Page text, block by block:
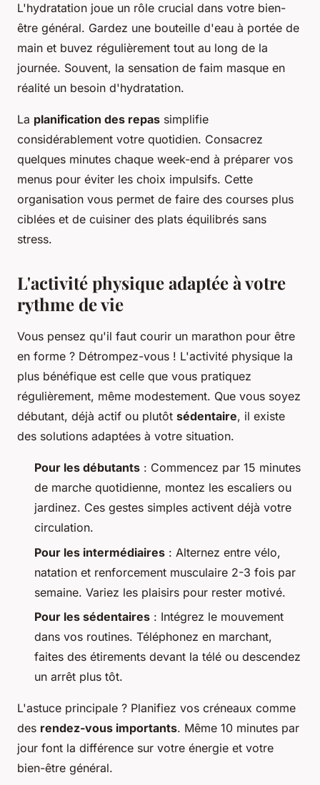
L'hydratation joue un rôle crucial dans votre bien-
être général. Gardez une bouteille d'eau à portée de
main et buvez régulièrement tout au long de la
journée. Souvent, la sensation de faim masque en
réalité un besoin d'hydratation.
La planification des repas simplifie
considérablement votre quotidien. Consacrez
quelques minutes chaque week-end à préparer vos
menus pour éviter les choix impulsifs. Cette
organisation vous permet de faire des courses plus
ciblées et de cuisiner des plats équilibrés sans
stress.
L'activité physique adaptée à votre
rythme de vie
Vous pensez qu'il faut courir un marathon pour être
en forme ? Détrompez-vous ! L'activité physique la
plus bénéfique est celle que vous pratiquez
régulièrement, même modestement. Que vous soyez
débutant, déjà actif ou plutôt sédentaire, il existe
des solutions adaptées à votre situation.
Pour les débutants : Commencez par 15 minutes
de marche quotidienne, montez les escaliers ou
jardinez. Ces gestes simples activent déjà votre
circulation.
Pour les intermédiaires : Alternez entre vélo,
natation et renforcement musculaire 2-3 fois par
semaine. Variez les plaisirs pour rester motivé.
Pour les sédentaires : Intégrez le mouvement
dans vos routines. Téléphonez en marchant,
faites des étirements devant la télé ou descendez
un arrêt plus tôt.
L'astuce principale ? Planifiez vos créneaux comme
des rendez-vous importants. Même 10 minutes par
jour font la différence sur votre énergie et votre
bien-être général.